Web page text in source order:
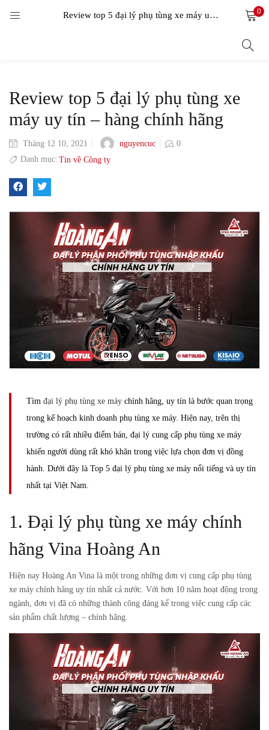
Review top 5 đại lý phụ tùng xe máy uy tín – hàng chính hãng 0
Review top 5 đại lý phụ tùng xe
máy uy tín – hàng chính hãng
Tháng 12 10, 2021 nguyencuc
0
Danh mục: Tin về Công ty
Tìm đại lý phụ tùng xe máy chính hãng, uy tín là bước quan trọng
trong kế hoạch kinh doanh phụ tùng xe máy. Hiện nay, trên thị
trường có rất nhiều điểm bán, đại lý cung cấp phụ tùng xe máy
khiến người dùng rất khó khăn trong việc lựa chọn đơn vị đồng
hành. Dưới đây là Top 5 đại lý phụ tùng xe máy nổi tiếng và uy tín
nhất tại Việt Nam.
1. Đại lý phụ tùng xe máy chính
hãng Vina Hoàng An
Hiện nay Hoàng An Vina là một trong những đơn vị cung cấp phụ tùng
xe máy chính hãng uy tín nhất cả nước. Với hơn 10 năm hoạt động trong
ngành, đơn vị đã có những thành công đáng kể trong việc cung cấp các
sản phẩm chất lượng – chính hãng.
LOGIN
Remember me